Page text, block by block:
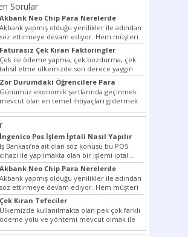
Sorular
Akbank Neo Chip Para Nerelerde
Kullanılır?
Akbank yapmış olduğu yenilikler ile adından
söz ettirmeye devam ediyor. Hem müşteri
potansiyelini arttırmak hem...
Faturasız Çek Kıran Faktoringler
Çek ile ödeme yapma, çek bozdurma, çek
tahsil etme ülkemizde son derece yaygın
bir şekilde...
Zor Durumdaki Öğrencilere Para
Yardımı
Günümüz ekonomik şartlarında geçinmek
mevcut olan en temel ihtiyaçları gidermek
dahi son derece zor olmak...
İngenico Pos İşlem İptali Nasıl Yapılır
İş Bankası’na ait olan söz konusu bu POS
cihazı ile yapılmakta olan bir işlemi iptal...
Akbank Neo Chip Para Nerelerde
Kullanılır?
Akbank yapmış olduğu yenilikler ile adından
söz ettirmeye devam ediyor. Hem müşteri
potansiyelini arttırmak hem...
Çek Kıran Tefeciler
Ülkemizde kullanılmakta olan pek çok farklı
ödeme yolu ve yöntemi mevcut olmak ile
beraber bunlar...